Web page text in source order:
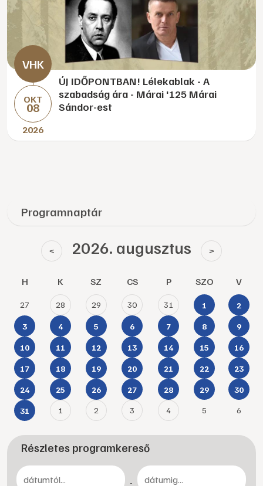
OKT
08
2026
ÚJ IDŐPONTBAN! Lélekablak - A
szabadság ára - Márai '125 Márai
Sándor-est
Programnaptár
< 2026. augusztus >
H K SZ CS P SZO V
27 28 29 30 31 1 2
3 4 5 6 7 8 9
10 11 12 13 14 15 16
17 18 19 20 21 22 23
24 25 26 27 28 29 30
31 1 2 3 4 5 6
Részletes programkereső
-